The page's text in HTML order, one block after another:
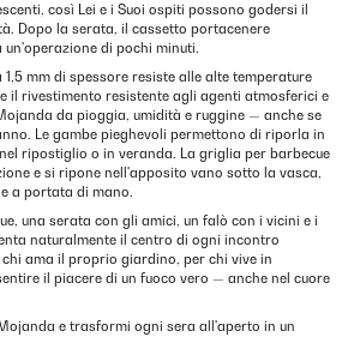
così Lei e i Suoi ospiti possono godersi il
Dopo la serata, il cassetto portacenere
di pochi minuti.
mm di spessore resiste alle alte temperature
il rivestimento resistente agli agenti atmosferici e
da pioggia, umidità e ruggine — anche se
Le gambe pieghevoli permettono di riporla in
ripostiglio o in veranda. La griglia per barbecue
e si ripone nell'apposito vano sotto la vasca,
a portata di mano.
una serata con gli amici, un falò con i vicini e i
naturalmente il centro di ogni incontro
ama il proprio giardino, per chi vive in
il piacere di un fuoco vero — anche nel cuore
e trasformi ogni sera all'aperto in un